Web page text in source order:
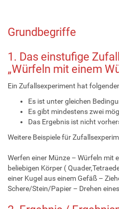
Grundbegriffe
1. Das einstufige
„Würfeln mit einem
Ein Zufallsexperiment hat
Es ist unter gleichen
Es gibt mindestens zwei
Das Ergebnis ist nicht
Weitere Beispiele für
Werfen einer Münze – Würfeln mit
beliebigen Körper (
einer Kugel aus einem Gefäß –
Schere/Stein/Papier – Drehen